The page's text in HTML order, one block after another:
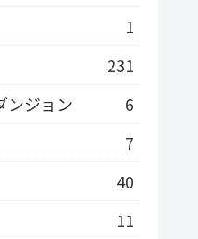
1
231
ンジョン
6
7
40
11